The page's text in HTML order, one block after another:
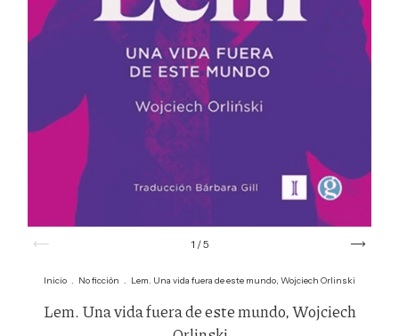
1 /5
Inicio . No ficción . Lem. Una vida fuera de este mundo, Wojciech Orlinski
Lem. Una vida fuera de este mundo, Wojciech